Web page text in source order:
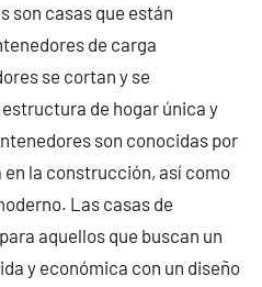
son casas que están
de carga
se cortan y se
de hogar única y
son conocidas por
la construcción, así como
Las casas de
aquellos que buscan un
y económica con un diseño